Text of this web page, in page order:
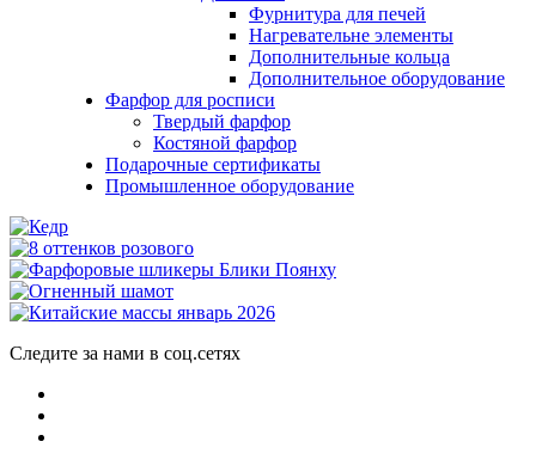
Фурнитура для печей
Нагревательне элементы
Дополнительные кольца
Дополнительное оборудование
Фарфор для росписи
Твердый фарфор
Костяной фарфор
Подарочные сертификаты
Промышленное оборудование
Следите за нами в соц.сетях